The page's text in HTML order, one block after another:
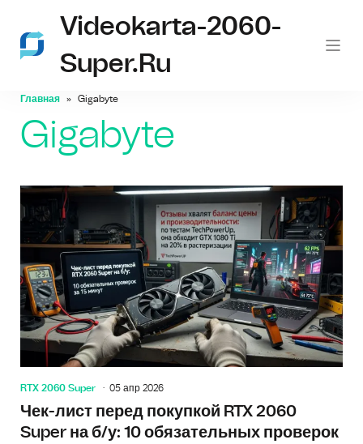
Videokarta-2060-
Super.ru
Главная Gigabyte
Gigabyte
RTX 2060 Super 05 апр 2026
Чек-лист перед покупкой RTX 2060
Super на б/у: 10 обязательных проверок